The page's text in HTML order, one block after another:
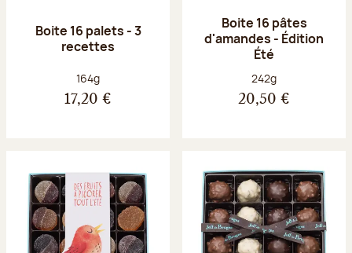
Boite 16 palets - 3
recettes
Poids net :
164g
17,20 €
Boite 16 pâtes
d'amandes - Édition
Été
Poids net :
242g
20,50 €